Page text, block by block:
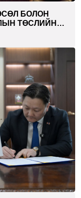
БОЛОН
ТӨСЛИЙН